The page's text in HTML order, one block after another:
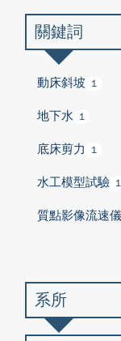
關鍵詞
動床斜坡 1
地下水 1
底床剪力 1
水工模型試驗 1
質點影像流速儀
系所